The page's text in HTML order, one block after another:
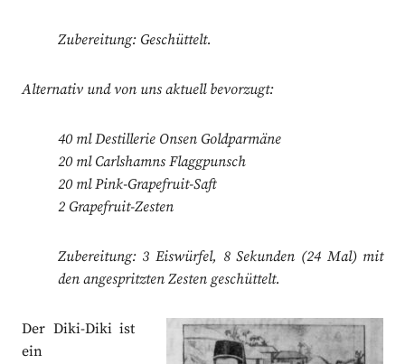
Zubereitung: Geschüttelt.
Alternativ und von uns aktuell bevorzugt:
40 ml Destillerie Onsen Goldparmäne
20 ml Carlshamns Flaggpunsch
20 ml Pink-Grapefruit-Saft
2 Grapefruit-Zesten
Zubereitung: 3 Eiswürfel, 8 Sekunden (24 Mal) mit
den angespritzten Zesten geschüttelt.
Der Diki-Diki ist
ein